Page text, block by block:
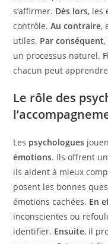
s’affirmer. Dès lors, les
contrôle.Au contraire,
utiles. Par conséquent
un processus naturel.
chacun peut
Le rôle des
Les psychologues
émotions. Ils offrent
ils aident à mieux
posent les bonnes
émotions cachées. En
inconscientes ou
identifier. Ensuite, il